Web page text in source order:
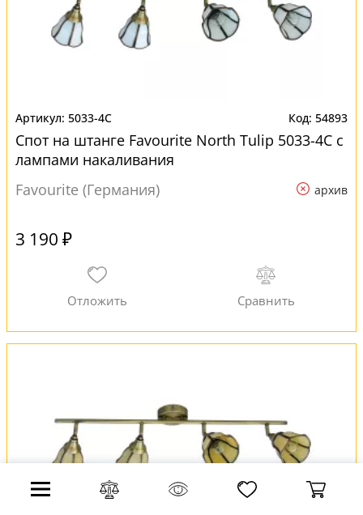
5033-4C 54893
Спот на штанге Favourite North Tulip 5033-4C с
лампами накаливания
Favourite (Германия)
архив
3 190 ₽